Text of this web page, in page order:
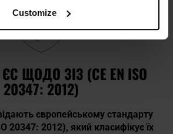
Customize
ЩОДО ЗІЗ (CE EN ISO
20347: 2012)
європейському стандарту
20347: 2012), який класифікує їх